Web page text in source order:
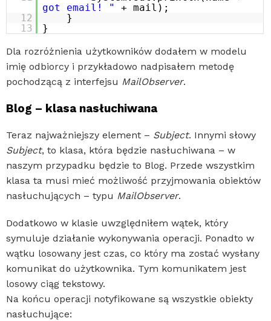
got email! "
+ mail);
12
}
13
}
Dla rozróżnienia użytkowników dodałem w modelu
imię odbiorcy i przykładowo nadpisałem metodę
pochodzącą z interfejsu MailObserver.
Blog – klasa nasłuchiwana
Teraz najważniejszy element – Subject. Innymi słowy
Subject, to klasa, która będzie nasłuchiwana – w
naszym przypadku będzie to Blog. Przede wszystkim
klasa ta musi mieć możliwość przyjmowania obiektów
nasłuchujących – typu MailObserver.
Dodatkowo w klasie uwzględniłem wątek, który
symuluje działanie wykonywania operacji. Ponadto w
wątku losowany jest czas, co który ma zostać wysłany
komunikat do użytkownika. Tym komunikatem jest
losowy ciąg tekstowy.
Na końcu operacji notyfikowane są wszystkie obiekty
nasłuchujące: